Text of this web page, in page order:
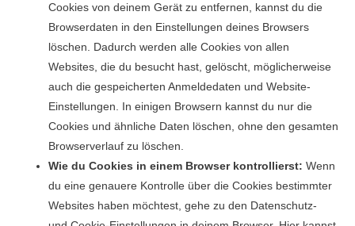
Cookies von deinem Gerät zu entfernen, kannst du die
Browserdaten in den Einstellungen deines Browsers
löschen. Dadurch werden alle Cookies von allen
Websites, die du besucht hast, gelöscht, möglicherweise
auch die gespeicherten Anmeldedaten und Website-
Einstellungen. In einigen Browsern kannst du nur die
Cookies und ähnliche Daten löschen, ohne den gesamten
Browserverlauf zu löschen.
Wie du Cookies in einem Browser kontrollierst: Wenn
du eine genauere Kontrolle über die Cookies bestimmter
Websites haben möchtest, gehe zu den Datenschutz-